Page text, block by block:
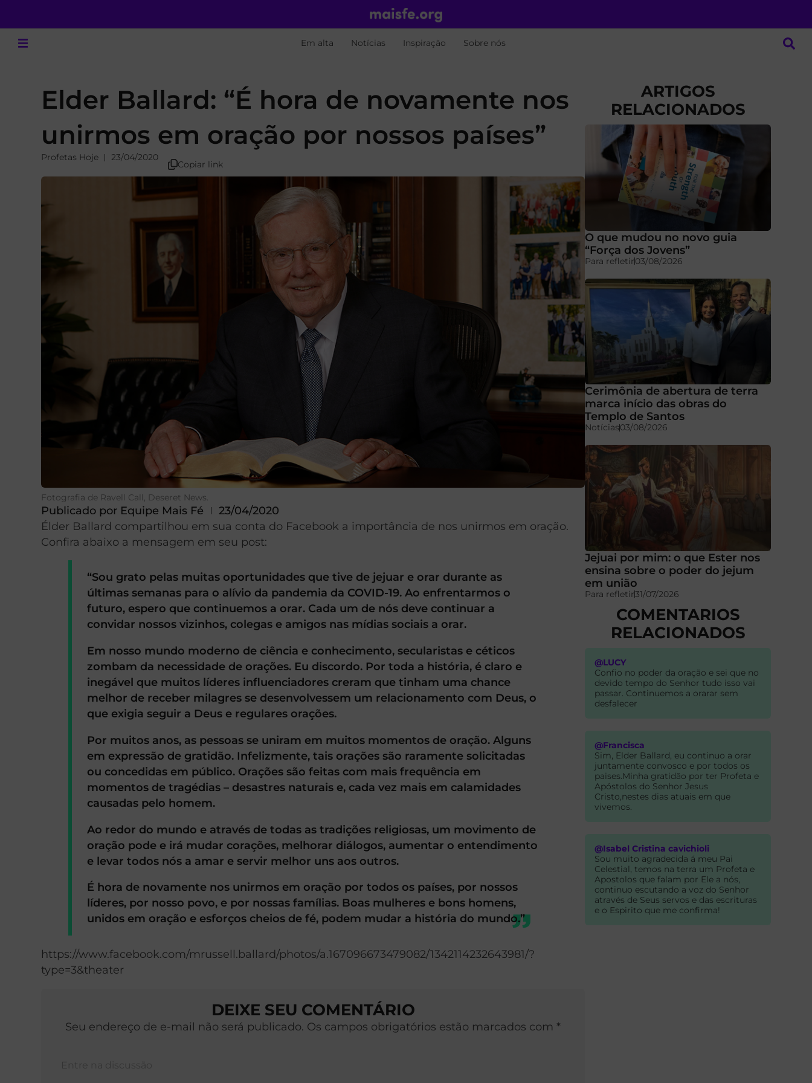
Em alta Notícias Inspiração Sobre nós
Elder Ballard: “É hora de novamente nos
unirmos em oração por nossos países”
Profetas Hoje 23/04/2020
Copiar link
Fotografia de Ravell Call, Deseret News.
Publicado por Equipe Mais Fé
23/04/2020
Élder Ballard compartilhou em sua conta do Facebook a importância de nos unirmos em oração.
Confira abaixo a mensagem em seu post:
“Sou grato pelas muitas oportunidades que tive de jejuar e orar durante as
últimas semanas para o alívio da pandemia da COVID-19. Ao enfrentarmos o
futuro, espero que continuemos a orar. Cada um de nós deve continuar a
convidar nossos vizinhos, colegas e amigos nas mídias sociais a orar.
Em nosso mundo moderno de ciência e conhecimento, secularistas e céticos
zombam da necessidade de orações. Eu discordo. Por toda a história, é claro e
inegável que muitos líderes influenciadores creram que tinham uma chance
melhor de receber milagres se desenvolvessem um relacionamento com Deus, o
que exigia seguir a Deus e regulares orações.
Por muitos anos, as pessoas se uniram em muitos momentos de oração. Alguns
em expressão de gratidão. Infelizmente, tais orações são raramente solicitadas
ou concedidas em público. Orações são feitas com mais frequência em
momentos de tragédias – desastres naturais e, cada vez mais em calamidades
causadas pelo homem.
Ao redor do mundo e através de todas as tradições religiosas, um movimento de
oração pode e irá mudar corações, melhorar diálogos, aumentar o entendimento
e levar todos nós a amar e servir melhor uns aos outros.
É hora de novamente nos unirmos em oração por todos os países, por nossos
líderes, por nosso povo, e por nossas famílias. Boas mulheres e bons homens,
unidos em oração e esforços cheios de fé, podem mudar a história do mundo.”
https://www.facebook.com/mrussell.ballard/photos/a.167096673479082/1342114232643981/?
type=3&theater
DEIXE SEU COMENTÁRIO
Seu endereço de e-mail não será publicado. Os campos obrigatórios estão marcados com *
ARTIGOS
RELACIONADOS
O que mudou no novo guia
“Força dos Jovens”
Para refletir03/08/2026
Cerimônia de abertura de terra
marca início das obras do
Templo de Santos
Notícias03/08/2026
Jejuai por mim: o que Ester nos
ensina sobre o poder do jejum
em união
Para refletir31/07/2026
COMENTARIOS
RELACIONADOS
@LUCY
Confio no poder da oração e sei que no
devido tempo do Senhor tudo isso vai
passar. Continuemos a orarar sem
desfalecer
@Francisca
Sim, Elder Ballard, eu continuo a orar
juntamente convosco e por todos os
paises.Minha gratidão por ter Profeta e
Apóstolos do Senhor Jesus
Cristo,nestes dias atuais em que
vivemos.
@Isabel Cristina cavichioli
Sou muito agradecida á meu Pai
Celestial, temos na terra um Profeta e
Apostolos que falam por Ele a nós,
continuo escutando a voz do Senhor
através de Seus servos e das escrituras
e o Espirito que me confirma!